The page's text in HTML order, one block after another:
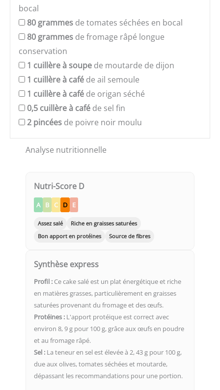
bocal
80 grammes de tomates séchées en bocal
80 grammes de fromage râpé longue
conservation
1 cuillère à soupe de moutarde de dijon
1 cuillère à café de ail semoule
1 cuillère à café de origan séché
0,5 cuillère à café de sel fin
2 pincées de poivre noir moulu
Analyse nutritionnelle
Nutri-Score D
A B C D E
Assez salé
Riche en graisses saturées
Bon apport en protéines
Source de fibres
Synthèse express
Profil : Ce cake salé est un plat énergétique et riche
en matières grasses, particulièrement en graisses
saturées provenant du fromage et des œufs.
Protéines : L'apport protéique est correct avec
environ 8, 9 g pour 100 g, grâce aux œufs en poudre
et au fromage râpé.
Sel : La teneur en sel est élevée à 2, 43 g pour 100 g,
due aux olives, tomates séchées et moutarde,
dépassant les recommandations pour une portion.